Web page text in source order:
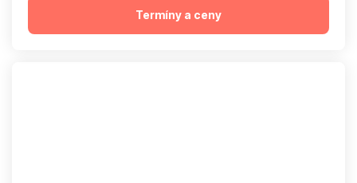
Termíny a ceny